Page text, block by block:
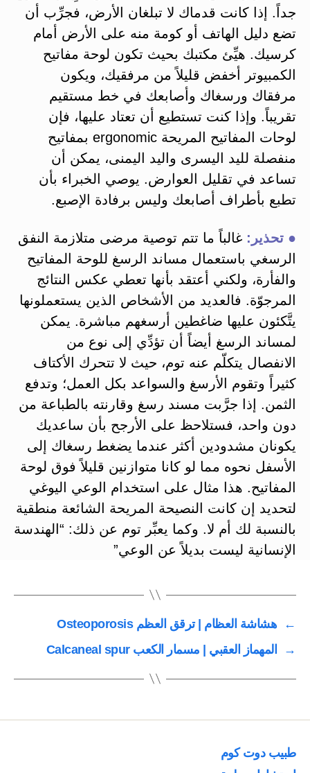
جداً. إذا كانت قدماك لا تبلغان الأرض، فجرِّب أن
تضع دليل الهاتف أو كومة منه على الأرض أمام
كرسيك. هيِّئ مكتبك بحيث تكون لوحة مفاتيح
الكمبيوتر أخفض قليلاً من مرفقيك، ويكون
مرفقاك ورسغاك وأصابعك في خط مستقيم
تقريباً. وإذا كنت تستطيع أن تعتاد عليها، فإن
لوحات المفاتيح المريحة ergonomic بمفاتيح
منفصلة لليد اليسرى واليد اليمنى، يمكن أن
تساعد في تقليل العوارض. يوصي الخبراء بأن
تطبع بأطراف أصابعك وليس برفادة الإصبع.
● تحذير: غالباً ما تتم توصية مرضى متلازمة النفق
الرسغي باستعمال مساند الرسغ للوحة المفاتيح
والفأرة، ولكني أعتقد بأنها تعطي عكس النتائج
المرجوّة. فالعديد من الأشخاص الذين يستعملونها
يتَّكئون عليها ضاغطين أرسغهم مباشرة. يمكن
لمساند الرسغ أيضاً أن تؤدِّي إلى نوع من
الانفصال يتكلّم عنه توم، حيث لا تتحرك الأكتاف
كثيراً وتقوم الأرسغ والسواعد بكل العمل؛ وتدفع
الثمن. إذا جرَّبت مسند رسغ وقارنته بالطباعة من
دون واحد، فستلاحظ على الأرجح بأن ساعديك
يكونان مشدودين أكثر عندما يضغط رسغاك إلى
الأسفل نحوه مما لو كانا متوازنين قليلاً فوق لوحة
المفاتيح. هذا مثال على استخدام الوعي اليوغي
لتحديد إن كانت النصيحة المريحة الشائعة منطقية
بالنسبة لك أم لا. وكما يعبِّر توم عن ذلك: “الهندسة
الإنسانية ليست بديلاً عن الوعي”
←
هشاشة العظام | ترقق العظم Osteoporosis
→
المهماز العقبي | مسمار الكعب Calcaneal spur
طبيب دوت كوم